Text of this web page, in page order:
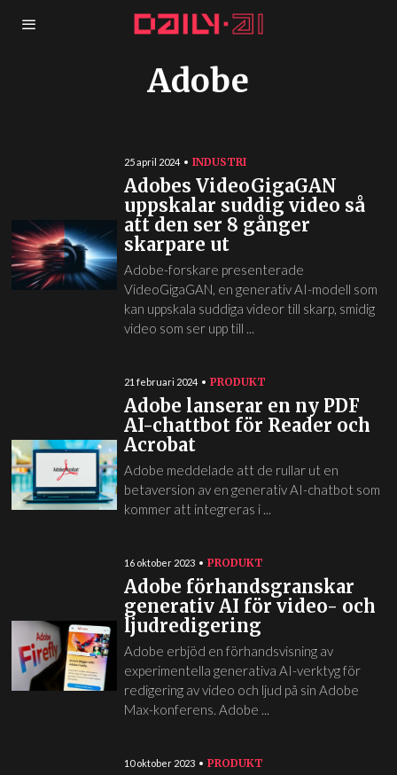
Adobe
25 april 2024 INDUSTRI
Adobes VideoGigaGAN
uppskalar suddig video så
att den ser 8 gånger
skarpare ut
Adobe-forskare presenterade
VideoGigaGAN, en generativ AI-modell som
kan uppskala suddiga videor till skarp, smidig
video som ser upp till ...
21 februari 2024 PRODUKT
Adobe lanserar en ny PDF
AI-chattbot för Reader och
Acrobat
Adobe meddelade att de rullar ut en
betaversion av en generativ AI-chatbot som
kommer att integreras i ...
16 oktober 2023 PRODUKT
Adobe förhandsgranskar
generativ AI för video- och
ljudredigering
Adobe erbjöd en förhandsvisning av
experimentella generativa AI-verktyg för
redigering av video och ljud på sin Adobe
Max-konferens. Adobe ...
10 oktober 2023 PRODUKT